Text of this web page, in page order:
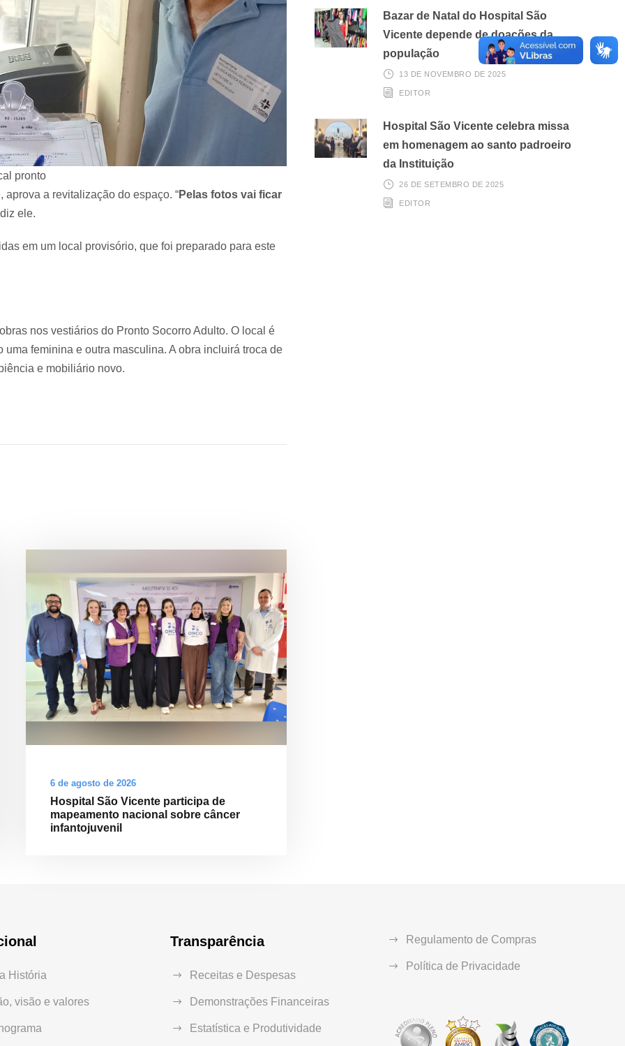
pronto
a revitalização do espaço. “Pelas fotos vai ficar
diz ele.
em um local provisório, que foi preparado para este
nos vestiários do Pronto Socorro Adulto. O local é
feminina e outra masculina. A obra incluirá troca de
e mobiliário novo.
6 de agosto de 2026
Hospital São Vicente participa de
mapeamento nacional sobre câncer
infantojuvenil
Bazar de Natal do Hospital São
Vicente depende de doações da
população
13 DE NOVEMBRO DE 2025
EDITOR
Hospital São Vicente celebra missa
em homenagem ao santo padroeiro
da Instituição
26 DE SETEMBRO DE 2025
EDITOR
História
visão e valores
Transparência
Receitas e Despesas
Demonstrações Financeiras
Estatística e Produtividade
Regulamento de Compras
Política de Privacidade